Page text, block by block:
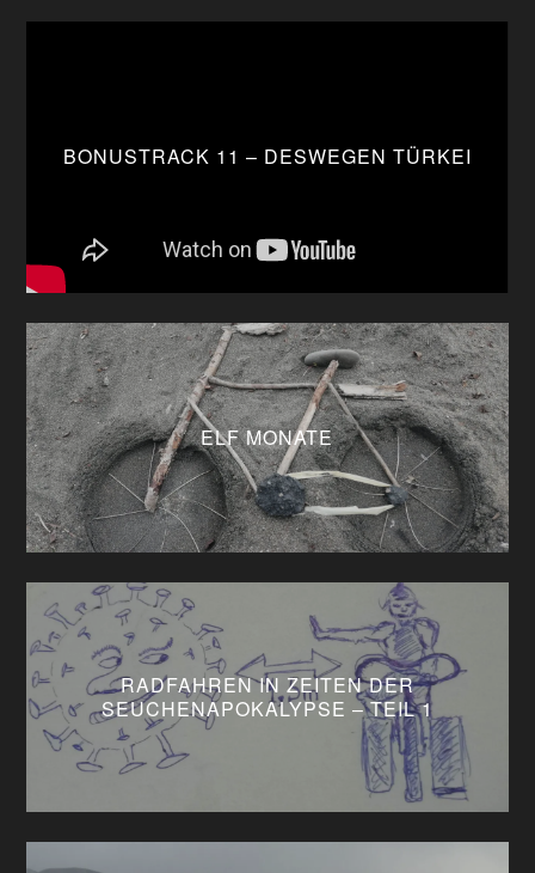
BONUSTRACK 11 – DESWEGEN TÜRKEI
ELF MONATE
RADFAHREN IN ZEITEN DER
SEUCHENAPOKALYPSE – TEIL 1